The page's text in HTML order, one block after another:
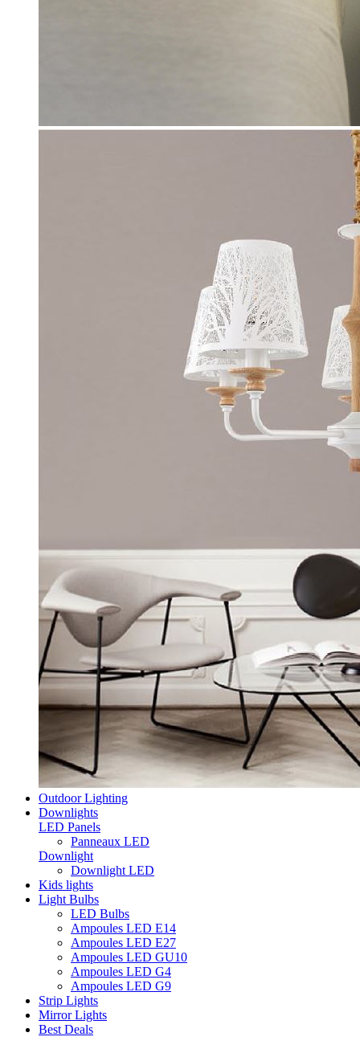
Outdoor Lighting
Downlights
LED Panels
Panneaux LED
Downlight
Downlight LED
Kids lights
Light Bulbs
LED Bulbs
Ampoules LED E14
Ampoules LED E27
Ampoules LED GU10
Ampoules LED G4
Ampoules LED G9
Strip Lights
Mirror Lights
Best Deals